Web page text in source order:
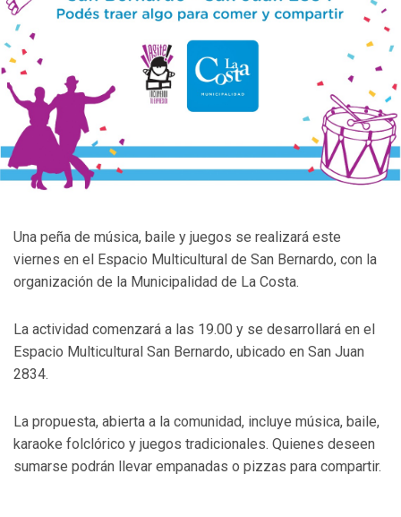
Una peña de música, baile y juegos se realizará este
viernes en el Espacio Multicultural de San Bernardo, con la
organización de la Municipalidad de La Costa.
La actividad comenzará a las 19.00 y se desarrollará en el
Espacio Multicultural San Bernardo, ubicado en San Juan
2834.
La propuesta, abierta a la comunidad, incluye música, baile,
karaoke folclórico y juegos tradicionales. Quienes deseen
sumarse podrán llevar empanadas o pizzas para compartir.